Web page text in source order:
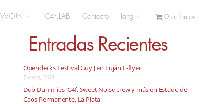
WORK C4f.LAB Contacto lang 0 artículos
Entradas Recientes
Opendecks Festival Guy J en Luján E-flyer
7 enero, 2021
Dub Dummies, C4f, Sweet Noise crew y más en Estado de
Caos Permanente, La Plata